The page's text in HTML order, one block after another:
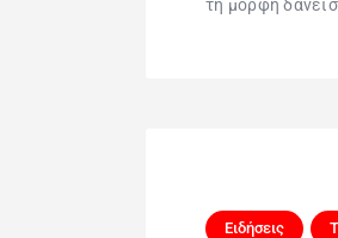
τη μορφή
Ειδήσεις